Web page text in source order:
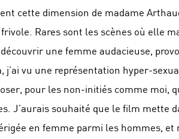
cette dimension de madame
Rares sont les scènes où elle
une femme audacieuse,
j’ai vu une représentation hyper-
pour les non-initiés comme moi,
J’aurais souhaité que le film mette
en femme parmi les hommes, et